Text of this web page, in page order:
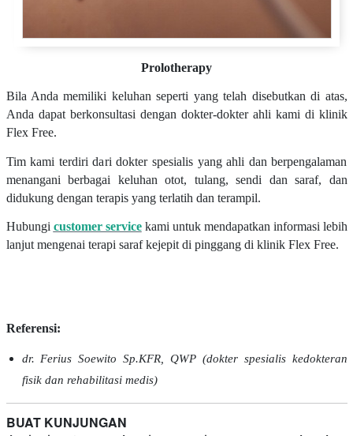
Prolotherapy
Bila Anda memiliki keluhan seperti yang telah disebutkan di atas,
Anda dapat berkonsultasi dengan dokter-dokter ahli kami di klinik
Flex Free.
Tim kami terdiri dari dokter spesialis yang ahli dan berpengalaman
menangani berbagai keluhan otot, tulang, sendi dan saraf, dan
didukung dengan terapis yang terlatih dan terampil.
Hubungi customer servicekami untuk mendapatkan informasi lebih
lanjut mengenai terapi saraf kejepit di pinggang di klinik Flex Free.
Referensi:
dr. Ferius Soewito Sp.KFR, QWP (dokter spesialis kedokteran
fisik dan rehabilitasi medis)
BUAT KUNJUNGAN